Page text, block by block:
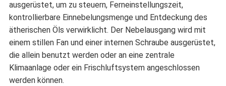
ausgerüstet, um zu steuern, Ferneinstellungszeit,
kontrollierbare Einnebelungsmenge und Entdeckung des
ätherischen Öls verwirklicht. Der Nebelausgang wird mit
einem stillen Fan und einer internen Schraube ausgerüstet,
die allein benutzt werden oder an eine zentrale
Klimaanlage oder ein Frischluftsystem angeschlossen
werden können.